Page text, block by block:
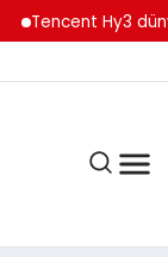
Tencent Hy3 dünya